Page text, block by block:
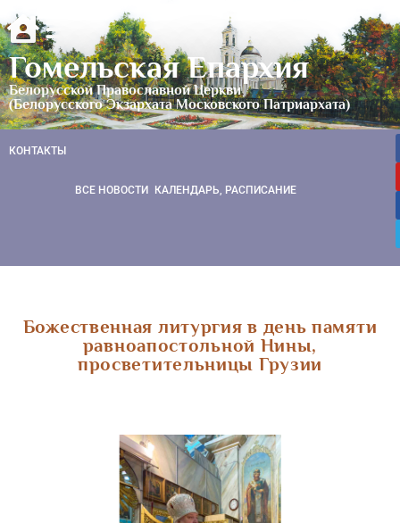
Гомельская Епархия
Белорусской Православной Церкви
(Белорусского Экзархата Московского Патриархата)
КОНТАКТЫ
ВСЕ НОВОСТИ КАЛЕНДАРЬ, РАСПИСАНИЕ
Божественная литургия в день памяти
равноапостольной Нины,
просветительницы Грузии